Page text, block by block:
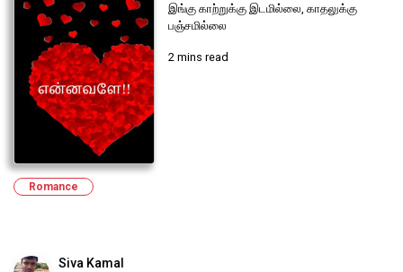
இங்கு காற்றுக்கு இடமில்லை, காதலுக்கு
பஞ்சமில்லை
2 mins read
Romance
Siva Kamal